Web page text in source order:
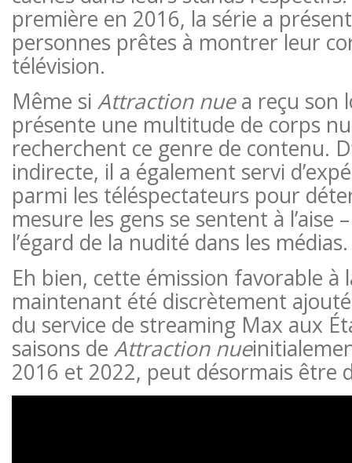
première en 2016, la série a
personnes prêtes à montrer leur
télévision.
Même si Attraction nuea reçu son
présente une multitude de corps
recherchent ce genre de contenu.
indirecte, il a également servi
parmi les téléspectateurs pour
mesure les gens se sentent à l’aise
l’égard de la nudité dans les médias.
Eh bien, cette émission favorable à
maintenant été discrètement
du service de streaming Max aux
saisons de Attraction nue
2016 et 2022, peut désormais être